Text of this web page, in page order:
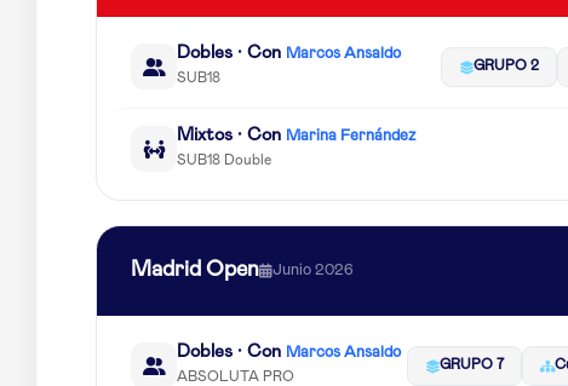
Dobles · Con Marcos Ansaldo
SUB18
GRUPO 2
Mixtos · Con Marina Fernández
SUB18 Double
Madrid Open Junio 2026
Dobles · Con Marcos Ansaldo
ABSOLUTA PRO
GRUPO 7